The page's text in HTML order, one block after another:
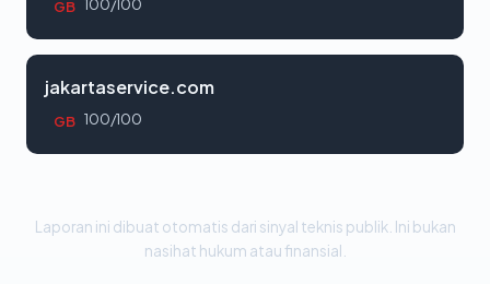
GB 100/100
jakartaservice.com
GB 100/100
Laporan ini dibuat otomatis dari sinyal teknis publik. Ini bukan
nasihat hukum atau finansial.